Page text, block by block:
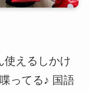
使えるしかけ
ってる♪ 国語